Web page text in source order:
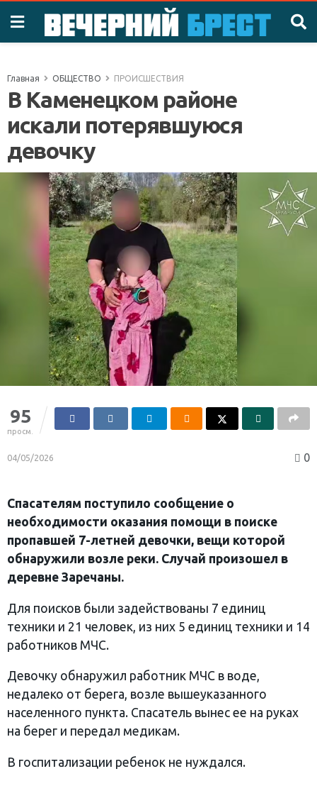
Главная ОБЩЕСТВО ПРОИСШЕСТВИЯ
В Каменецком районе
искали потерявшуюся
девочку
95
просм.
04/05/2026 0
Спасателям поступило сообщение о
необходимости оказания помощи в поиске
пропавшей 7-летней девочки, вещи которой
обнаружили возле реки. Случай произошел в
деревне Заречаны.
Для поисков были задействованы 7 единиц
техники и 21 человек, из них 5 единиц техники и 14
работников МЧС.
Девочку обнаружил работник МЧС в воде,
недалеко от берега, возле вышеуказанного
населенного пункта. Спасатель вынес ее на руках
на берег и передал медикам.
В госпитализации ребенок не нуждался.